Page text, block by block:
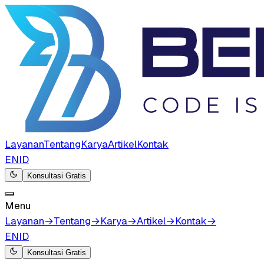
LayananTentangKaryaArtikelKontak
ENID
Konsultasi Gratis
Menu
Layanan→Tentang→Karya→Artikel→Kontak→
ENID
Konsultasi Gratis